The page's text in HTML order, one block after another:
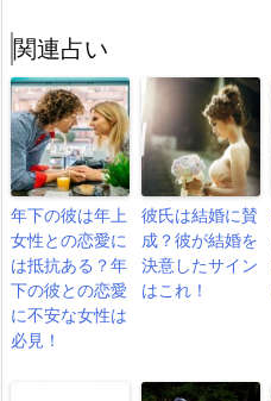
関連占い
年下の彼は年上
女性との恋愛に
は抵抗ある？年
下の彼との恋愛
に不安な女性は
必見！
彼氏は結婚に賛
成？彼が結婚を
決意したサイン
はこれ！